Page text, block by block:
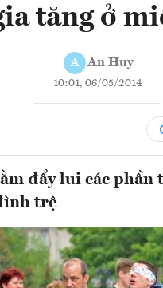
tăng ở
A An Huy
10:01, 06/05/2014
đẩy lui các phần
trệ